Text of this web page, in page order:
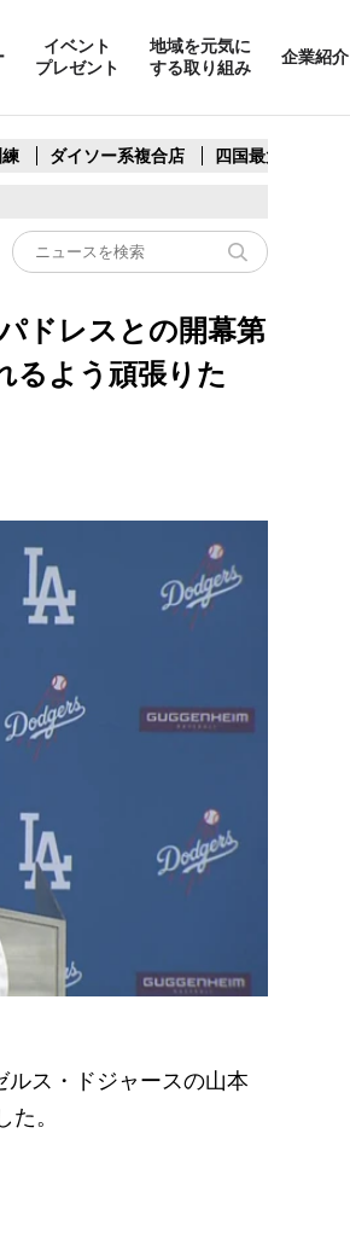
イベント
プレゼント
地域を元気に
する取り組み
企業紹介
ダイソー系複合店 四国最大スリコ
ドレスとの開幕第
るよう頑張りた
ス・ドジャースの山本
。